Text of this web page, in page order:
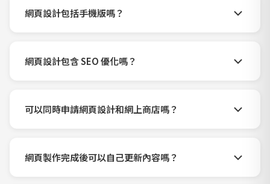
網頁設計包括手機版嗎？
網頁設計包含 SEO 優化嗎？
可以同時申請網頁設計和網上商店嗎？
網頁製作完成後可以自己更新內容嗎？